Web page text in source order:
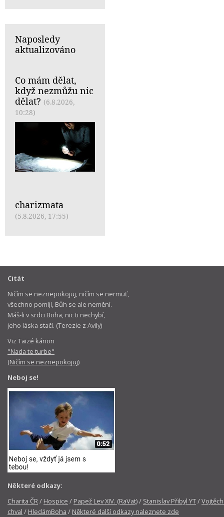
Naposledy
aktualizováno
Co mám dělat,
když nezmůžu nic
dělat? (6.8.2026,
10:28)
charizmata
(5.8.2026, 17:55)
Citát
Ničím se neznepokojuj, ničím se nermuť,
všechno pomíjí, Bůh se ale nemění.
Máš-li v srdci Boha, nic ti nechybí,
jeho láska stačí. (Terezie z Avily)
Viz Taizé kánon
"Nada te turbe"
(Ničím se neznepokojuj)
Neboj se!
Některé odkazy:
Charita ČR/ Hospice / Papež Lev XIV. (RaVat)/ Stanislav Přibyl YT/
chval / HledámBoha / Některé další odkazy naleznete zde